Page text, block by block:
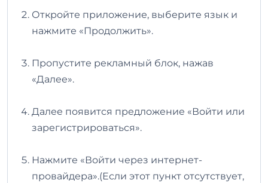
Откройте приложение, выберите язык и
нажмите «Продолжить».
Пропустите рекламный блок, нажав
«Далее».
Далее появится предложение «Войти или
зарегистрироваться».
Нажмите «Войти через интернет-
провайдера».(Если этот пункт отсутствует,